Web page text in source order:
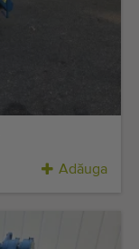
Adăuga